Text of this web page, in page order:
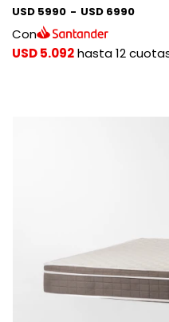
USD 5990 - USD 6990
Con
USD 5.092hasta 12